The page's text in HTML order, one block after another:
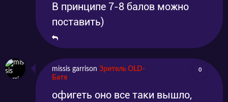
В принципе 7-8 балов можно
поставить)
missis garrison Зритель OLD-
Батя
0
офигеть оно все таки вышло,